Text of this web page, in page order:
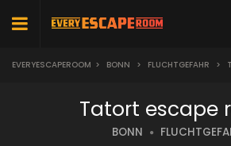
EVERYESCAPEROOM > BONN > FLUCHTGEFAHR >
Tatort escape
BONN